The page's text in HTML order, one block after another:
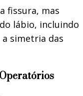
fissura, mas
lábio, incluindo
simetria das